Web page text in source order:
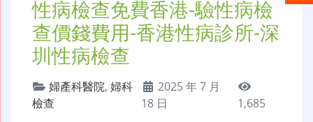
性病檢查免費香港-驗性病檢
查價錢費用-香港性病診所-深
圳性病檢查
婦產科醫院, 婦科
檢查
2025 年 7 月
18 日
1,685